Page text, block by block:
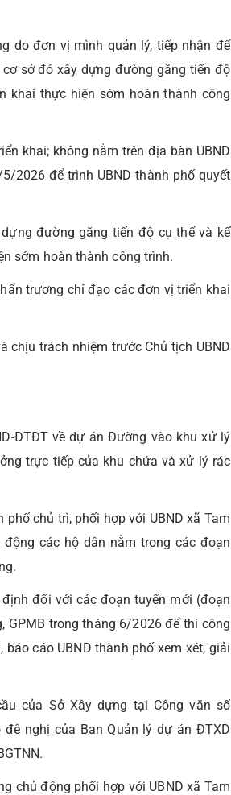
do đơn vị mình quản lý, tiếp nhận để
sở đó xây dựng đường găng tiến độ
khai thực hiện sớm hoàn thành công
khai; không nằm trên địa bàn UBND
2026 để trình UBND thành phố quyết
đường găng tiến độ cụ thể và kế
sớm hoàn thành công trình.
trương chỉ đạo các đơn vị triển khai
chịu trách nhiệm trước Chủ tịch UBND
ĐTĐT về dự án Đường vào khu xử lý
trực tiếp của khu chứa và xử lý rác
chủ trì, phối hợp với UBND xã Tam
các hộ dân nằm trong các đoạn
đối với các đoạn tuyến mới (đoạn
GPMB trong tháng 6/2026 để thi công
cáo UBND thành phố xem xét, giải
của Sở Xây dựng tại Công văn số
nghị của Ban Quản lý dự án ĐTXD
chủ động phối hợp với UBND xã Tam